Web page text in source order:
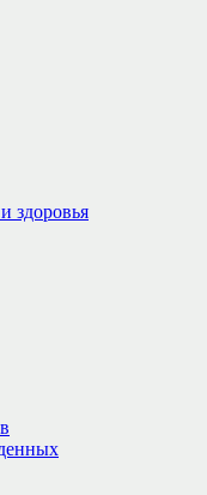
здоровья